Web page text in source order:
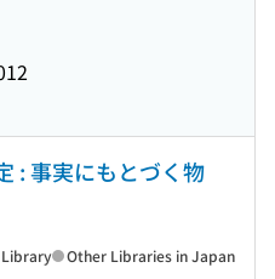
: 事実にもとづく物
Other Libraries in Japan